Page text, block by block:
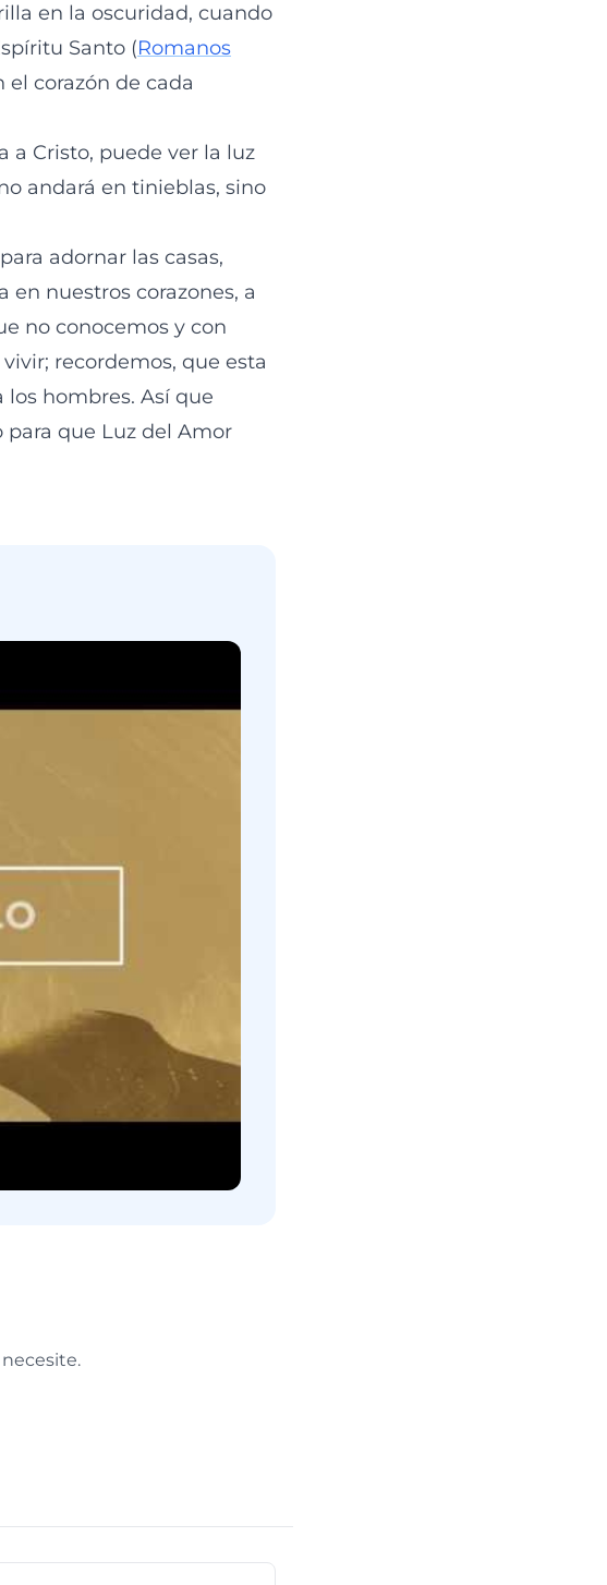
en la oscuridad, cuando
Santo (Romanos
corazón de cada
a Cristo, puede ver la luz
andará en tinieblas, sino
adornar las casas,
nuestros corazones, a
no conocemos y con
recordemos, que esta
los hombres. Así que
que Luz del Amor